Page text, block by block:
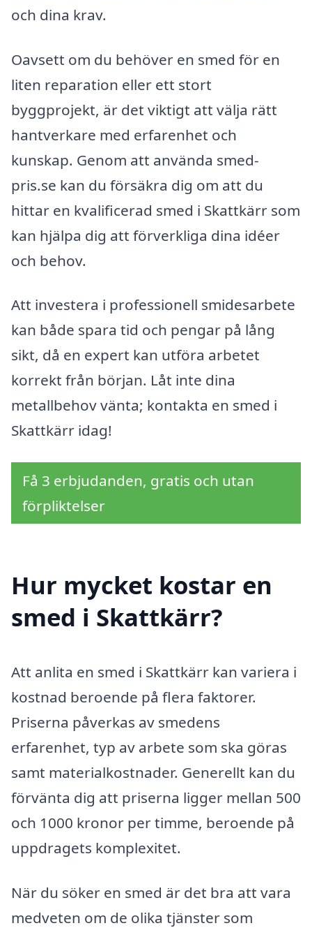
och dina krav.
Oavsett om du behöver en smed för en
liten reparation eller ett stort
byggprojekt, är det viktigt att välja rätt
hantverkare med erfarenhet och
kunskap. Genom att använda smed-
pris.se kan du försäkra dig om att du
hittar en kvalificerad smed i Skattkärr som
kan hjälpa dig att förverkliga dina idéer
och behov.
Att investera i professionell smidesarbete
kan både spara tid och pengar på lång
sikt, då en expert kan utföra arbetet
korrekt från början. Låt inte dina
metallbehov vänta; kontakta en smed i
Skattkärr idag!
Få 3 erbjudanden, gratis och utan
förpliktelser
Hur mycket kostar en
smed i Skattkärr?
Att anlita en smed i Skattkärr kan variera i
kostnad beroende på flera faktorer.
Priserna påverkas av smedens
erfarenhet, typ av arbete som ska göras
samt materialkostnader. Generellt kan du
förvänta dig att priserna ligger mellan 500
och 1000 kronor per timme, beroende på
uppdragets komplexitet.
När du söker en smed är det bra att vara
medveten om de olika tjänster som